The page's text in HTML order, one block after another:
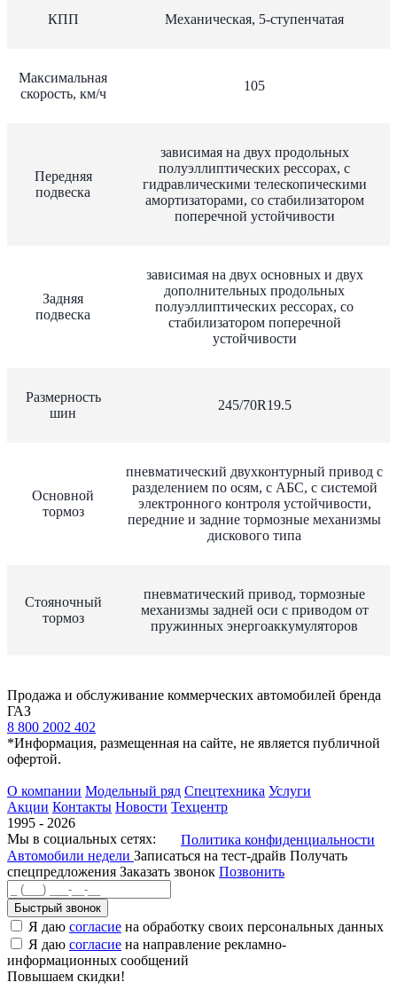
КПП Механическая, 5-ступенчатая
Максимальная
скорость, км/ч
105
Передняя
подвеска
зависимая на двух продольных
полуэллиптических рессорах, с
гидравлическими телескопическими
амортизаторами, со стабилизатором
поперечной устойчивости
Задняя
подвеска
зависимая на двух основных и двух
дополнительных продольных
полуэллиптических рессорах, со
стабилизатором поперечной
устойчивости
Размерность
шин
245/70R19.5
Основной
тормоз
пневматический двухконтурный привод с
разделением по осям, с АБС, с системой
электронного контроля устойчивости,
передние и задние тормозные механизмы
дискового типа
Стояночный
тормоз
пневматический привод, тормозные
механизмы задней оси с приводом от
пружинных энергоаккумуляторов
Продажа и обслуживание коммерческих автомобилей бренда
ГАЗ
8 800 2002 402
*Информация, размещенная на сайте, не является публичной
офертой.
О компании Модельный ряд Спецтехника Услуги
Акции Контакты Новости Техцентр
1995 - 2026
Мы в социальных сетях:
Политика конфиденциальности
Автомобили недели Записаться на тест-драйв Получать
спецпредложения Заказать звонок Позвонить
Быстрый звонок
Я даю согласие на обработку своих персональных данных
Я даю согласие на направление рекламно-
информационных сообщений
Повышаем скидки!